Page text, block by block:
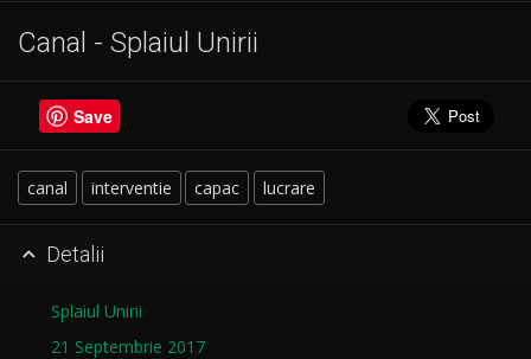
Canal - Splaiul Unirii
Save
canal interventie capac lucrare
 Detalii
Splaiul Unirii
21 Septembrie 2017